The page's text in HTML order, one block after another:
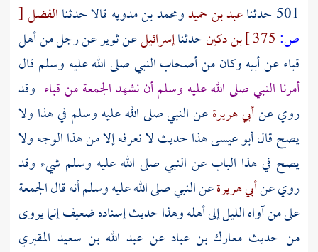
501 حدثنا
عبد بن حميدومحمد بن مدويه قالا حدثناالفضل[
ص:
بن دكينحدثناإسرائيلعنثويرعنرجلمن أهل
قباءعنأبيهوكان منأصحاب النبيصلى الله عليه وسلم قال
أمرنا النبي صلى الله عليه وسلم أن نشهد الجمعة منقباء وقد
روي عنأبي هريرةعن النبي صلى الله عليه وسلم في هذا ولا
يصح قال أبو عيسى هذا حديث لا نعرفه إلا من هذا الوجه ولا
يصح في هذا الباب عن النبي صلى الله عليه وسلم شيء وقد
روي عنأبي هريرةعن النبي صلى الله عليه وسلم أنه قال الجمعة
على من آواه الليل إلى أهله وهذا حديث إسناده ضعيف إنما يروى
من حديث معارك بن عبادعن عبد الله بن سعيد المقبري